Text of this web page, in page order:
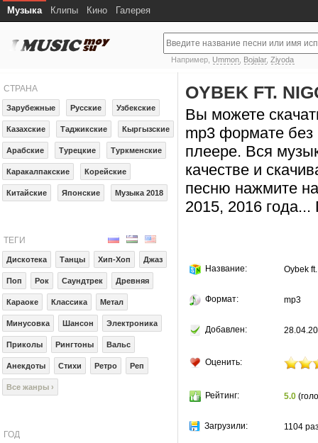
Музыка Клипы Кино Галерея
Например, Ummon Bojalar,Ziyoda
СТРАНА
Зарубежные Русские Узбекские
Казахские Таджикские Кыргызские
Арабские Турецкие Туркменские
Каракалпакские Корейские
Китайские Японские Музыка 2018
ТЕГИ
Дискотека Танцы Хип-Хоп Джаз
Поп Рок Саундтрек Древняя
Караоке Классика Метал
Минусовка Шансон Электроника
Приколы Рингтоны Вальс
Анекдоты Стихи Ретро Реп
Все жанры ›
ГОД
OYBEK FT.
Вы можете
mp3 формате без
плеере. Вся
качестве и
песню нажмите
2015, 2016
Название: Oybek
Формат: mp3
Добавлен:
Оценить:
Рейтинг: 5.0
Загрузили: 1104